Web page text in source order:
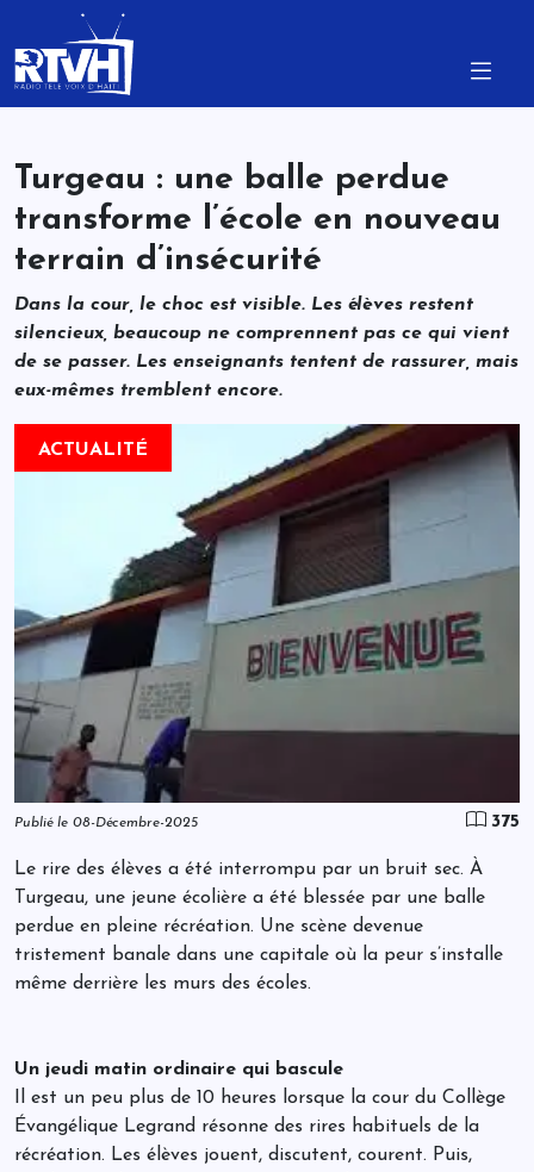
Turgeau : une balle perdue
transforme l’école en nouveau
terrain d’insécurité
Dans la cour, le choc est visible. Les élèves restent
silencieux, beaucoup ne comprennent pas ce qui vient
de se passer. Les enseignants tentent de rassurer, mais
eux-mêmes tremblent encore.
ACTUALITÉ
Publié le 08-Décembre-2025 375
Le rire des élèves a été interrompu par un bruit sec. À
Turgeau, une jeune écolière a été blessée par une balle
perdue en pleine récréation. Une scène devenue
tristement banale dans une capitale où la peur s’installe
même derrière les murs des écoles.
Un jeudi matin ordinaire qui bascule
Il est un peu plus de 10 heures lorsque la cour du Collège
Évangélique Legrand résonne des rires habituels de la
récréation. Les élèves jouent, discutent, courent. Puis,